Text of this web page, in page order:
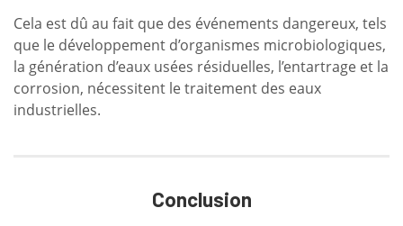
Cela est dû au fait que des événements dangereux, tels
que le développement d’organismes microbiologiques,
la génération d’eaux usées résiduelles, l’entartrage et la
corrosion, nécessitent le traitement des eaux
industrielles.
Conclusion